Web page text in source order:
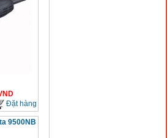
Đặt hàng
9500NB